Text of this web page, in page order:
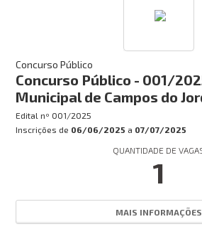
Concurso Público
Concurso Público - 001/
Municipal de Campos do
Edital nº 001/2025
Inscrições de 06/06/2025 a 07/07/2025
QUANTIDADE DE
1
MAIS INFORMAÇÕES